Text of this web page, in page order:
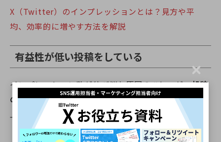
X（Twitter）のインプレッションとは？見方や平
均、効率的に増やす方法を解説
有益性が低い投稿をしている
インプレッション数が伸び悩む原因のひとつが、投稿
の「有益性」が不足していることです。タイムライン
上で多くの投稿が流れるなかで、ユーザーは一瞬で
「見る価値があるかどうか」を判断します。
C
l
s